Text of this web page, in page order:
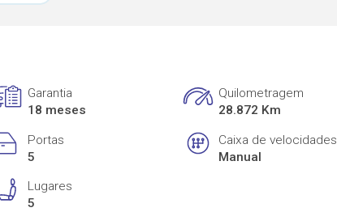
Garantia
18 meses
Quilometragem
28.872 Km
Portas
5
Caixa de velocidades
Manual
Lugares
5